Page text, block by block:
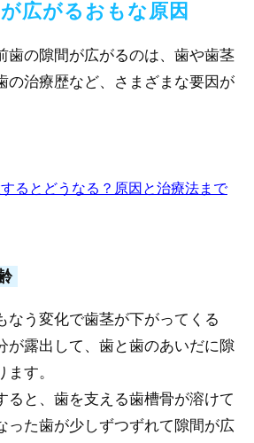
広がるおもな原因
歯の隙間が広がるのは、歯や歯茎
の治療歴など、さまざまな要因が
るとどうなる？原因と治療法まで
なう変化で歯茎が下がってくる
が露出して、歯と歯のあいだに隙
す。
ると、歯を支える歯槽骨が溶けて
った歯が少しずつずれて隙間が広